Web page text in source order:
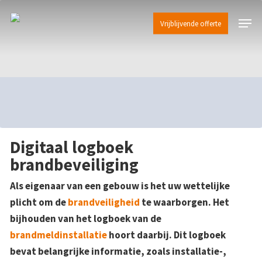
Vrijblijvende offerte Menu
Digitaal logboek
brandbeveiliging
Als eigenaar van een gebouw is het uw wettelijke
plicht om debrandveiligheid te waarborgen. Het
bijhouden van het logboek van de
brandmeldinstallatiehoort daarbij. Dit logboek
bevat belangrijke informatie, zoals installatie-,